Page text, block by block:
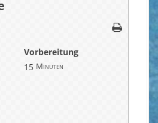
Vorbereitung
15 Minuten